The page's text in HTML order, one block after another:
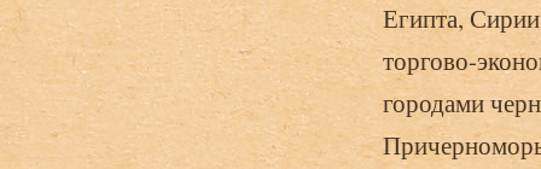
Египта,
торгово-
городами